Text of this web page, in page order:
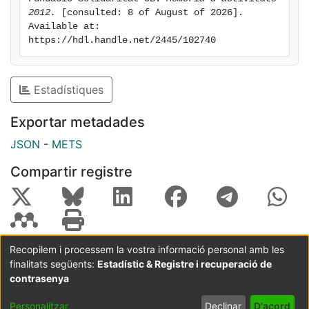
2012.
[consulted: 8 of August of 2026].
Available at:
https://hdl.handle.net/2445/102740
Estadístiques
Exportar metadades
JSON - METS
Compartir registre
Coordinació:CRAI UB Avís legal
Metadades
subjectes a:
Configuració
Recopilem i processem la vostra informació personal amb les
finalitats següents: Estadístic & Registre i recuperació de
contrasenya
Personalitzar Declinar D'acord